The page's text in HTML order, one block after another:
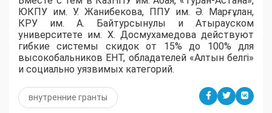
ЮКПУ им. У. Жанибекова, ППУ им. Ә. Марғұлан,
КРУ им. А. Байтурсынулы и Атырауском
университете им. Х. Досмухамедова действуют
гибкие системы скидок от 15% до 100% для
высокобальников ЕНТ, обладателей «Алтын белгі»
и социально уязвимых категорий.
внутренние гранты